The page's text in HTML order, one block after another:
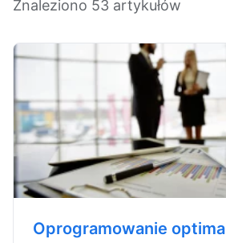
Znaleziono 53 artykułów
Oprogramowanie optima